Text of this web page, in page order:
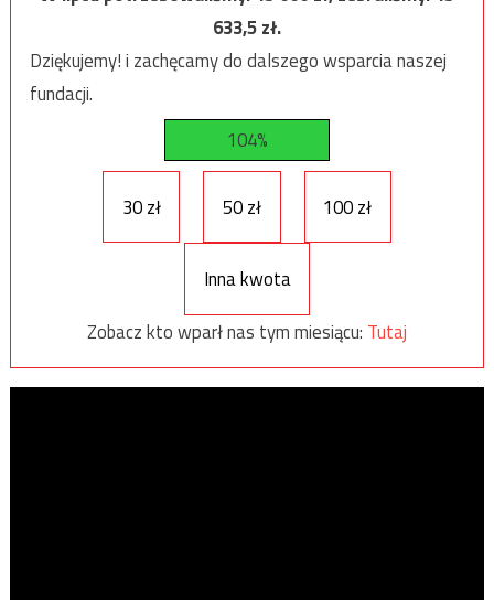
633,5zł.
Dziękujemy! i zachęcamy do dalszego wsparcia naszej
fundacji.
104%
30 zł 50 zł 100 zł
Inna kwota
Zobacz kto wparł nas tym miesiącu: Tutaj